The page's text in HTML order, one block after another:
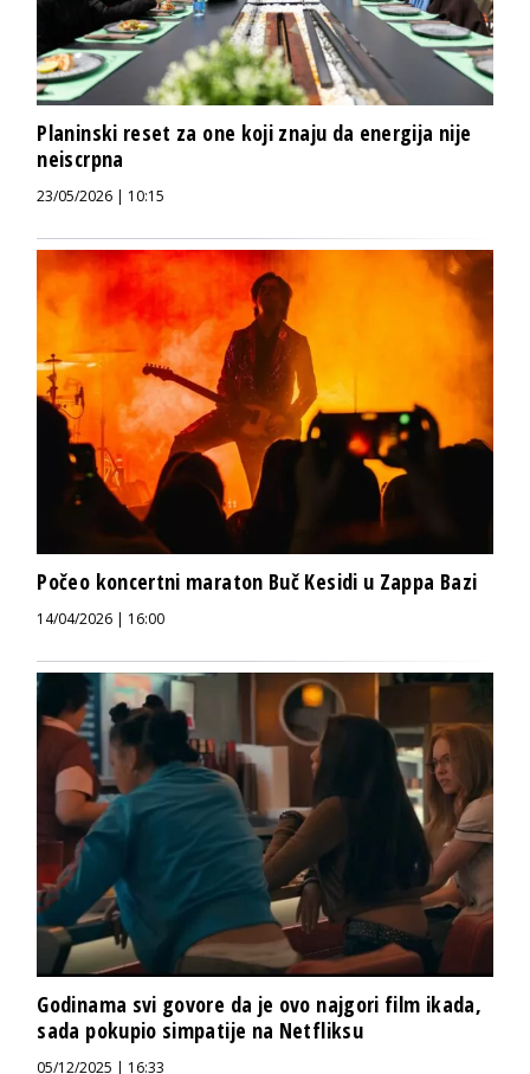
Planinski reset za one koji znaju da energija nije
neiscrpna
23/05/2026 | 10:15
Počeo koncertni maraton Buč Kesidi u Zappa Bazi
14/04/2026 | 16:00
Godinama svi govore da je ovo najgori film ikada,
sada pokupio simpatije na Netfliksu
05/12/2025 | 16:33